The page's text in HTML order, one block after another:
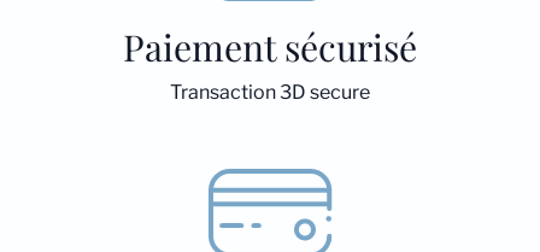
Paiement sécurisé
Transaction 3D secure